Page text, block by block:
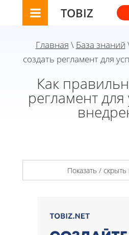
TOBIZ
Главная \ База знаний
создать регламент для
Как
регламент
Показать / скрыть